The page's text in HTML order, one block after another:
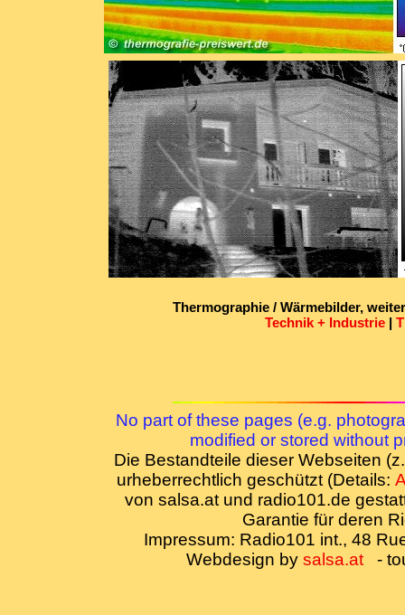
Thermographie / Wärmebilder,
Technik + Industrie |
No part of these pages (e.g.
modified or stored without
Die Bestandteile dieser Webseiten
urheberrechtlich geschützt (Details:
von salsa.at und radio101.de
Garantie für deren
Impressum: Radio101 int., 48
Webdesign by salsa.at-